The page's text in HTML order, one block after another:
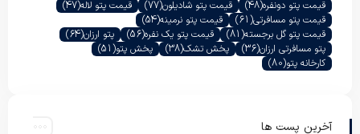
قیمت پتو دونفره(48) قیمت پتو شادیلون(77) قیمت پتو لاله(47)
قیمت پتو مسافرتی(61) قیمت پتو نرمینه(54)
قیمت پتو گل برجسته(81) قیمت پتو یک نفره(56) پتو ارزان(64)
پتو مسافرتی ارزان(36) پخش تشک(38) پخش پتو(51)
کارخانه پتو(80)
آخرین پست ها